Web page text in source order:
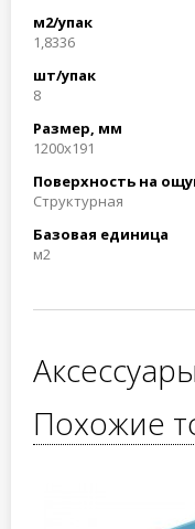
м2/упак
1,8336
шт/упак
8
Размер, мм
1200x191
Поверхность на
Структурная
Базовая единица
м2
Похожие